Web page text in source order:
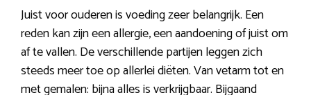
Juist voor ouderen is voeding zeer belangrijk. Een
reden kan zijn een allergie, een aandoening of juist om
af te vallen. De verschillende partijen leggen zich
steeds meer toe op allerlei diëten. Van vetarm tot en
met gemalen: bijna alles is verkrijgbaar. Bijgaand